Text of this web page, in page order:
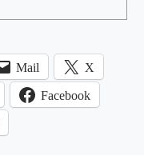
Mail X
Facebook